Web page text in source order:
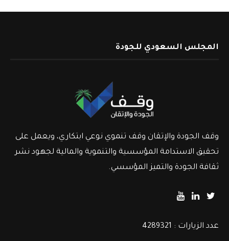
المجلس السعودي للجودة
وقف الجودة والإتقان وقف تنموي نوعي ابتكاري، ويعمل على
تحقيق الاستدامة المؤسسية والتنموية والمالية لجهود نشر
ثقافة الجودة والتميز المؤسسي.
عدد الزيارات : 4289321